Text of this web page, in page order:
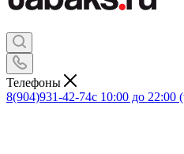
Телефоны
8(904)931-42-74с 10:00 до 22:00